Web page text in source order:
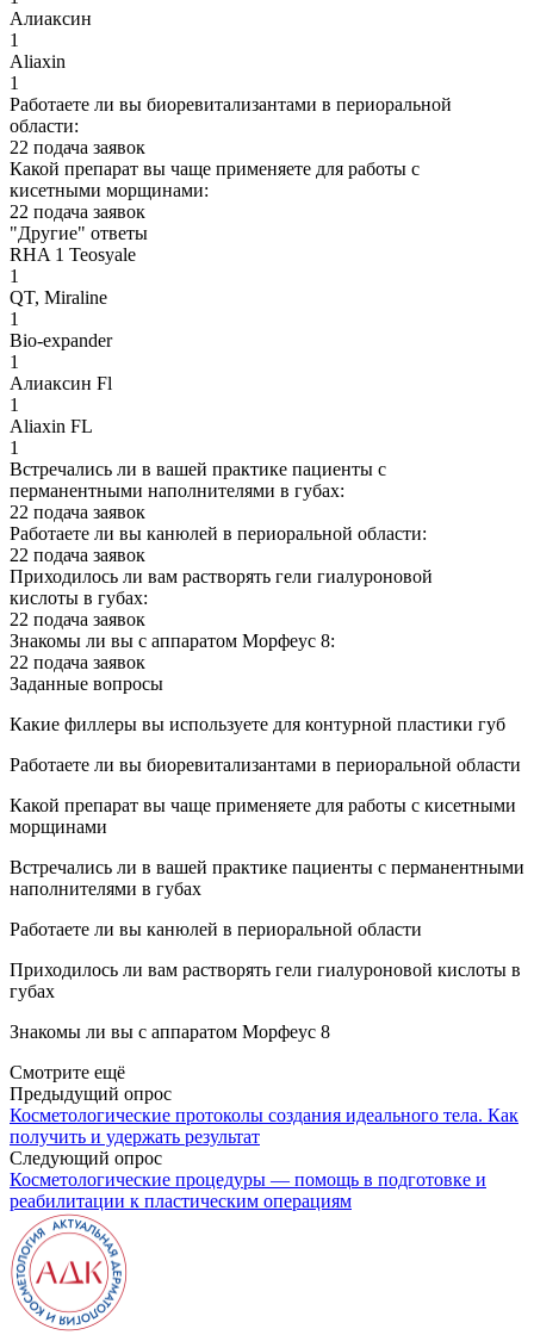
Алиаксин
1
Aliaxin
1
Работаете ли вы биоревитализантами в периоральной
области:
22 подача заявок
Какой препарат вы чаще применяете для работы с
кисетными морщинами:
22 подача заявок
"Другие" ответы
RHA 1 Teosyale
1
QT, Miraline
1
Bio-expander
1
Алиаксин Fl
1
Aliaxin FL
1
Встречались ли в вашей практике пациенты с
перманентными наполнителями в губах:
22 подача заявок
Работаете ли вы канюлей в периоральной области:
22 подача заявок
Приходилось ли вам растворять гели гиалуроновой
кислоты в губах:
22 подача заявок
Знакомы ли вы с аппаратом Морфеус 8:
22 подача заявок
Заданные вопросы
Какие филлеры вы используете для контурной пластики губ
Работаете ли вы биоревитализантами в периоральной области
Какой препарат вы чаще применяете для работы с кисетными
морщинами
Встречались ли в вашей практике пациенты с перманентными
наполнителями в губах
Работаете ли вы канюлей в периоральной области
Приходилось ли вам растворять гели гиалуроновой кислоты в
губах
Знакомы ли вы с аппаратом Морфеус 8
Смотрите ещё
Предыдущий опрос
Косметологические протоколы создания идеального тела. Как
получить и удержать результат
Следующий опрос
Косметологические процедуры — помощь в подготовке и
реабилитации к пластическим операциям